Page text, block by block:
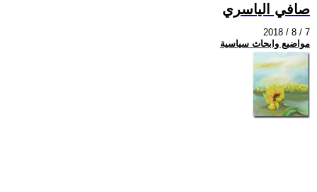
صافي الياسري
2018 / 8 / 7
مواضيع وابحاث سياسية